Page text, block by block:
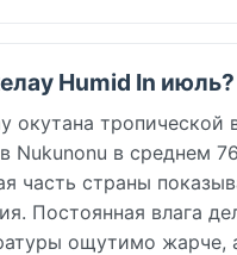
Humid In июль?
окутана тропической
Nukunonu в среднем
часть страны
Постоянная влага
ощутимо жарче,